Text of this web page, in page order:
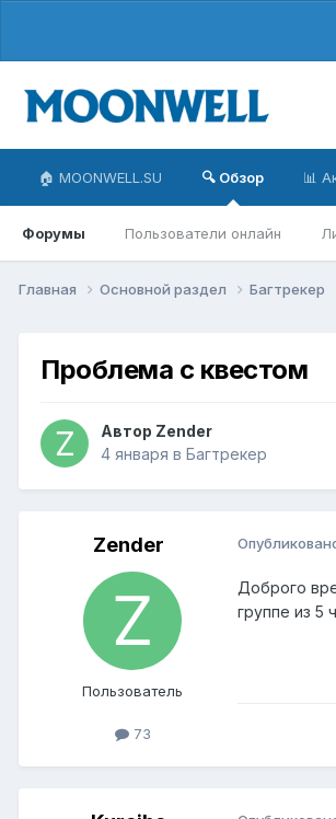
🏠 MOONWELL.SU 🔍 Обзор
Форумы Пользователи онлайн
📊
Главная Основной раздел Багтрекер
Проблема с квестом
Автор Zender
4 января в Багтрекер
Zender
Пользователь
73
Доброго
группе из 5